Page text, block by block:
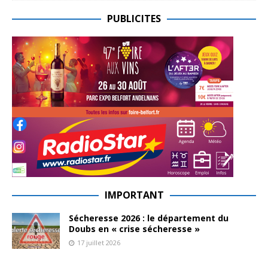
PUBLICITES
IMPORTANT
Sécheresse 2026 : le département du
Doubs en « crise sécheresse »
17 juillet 2026